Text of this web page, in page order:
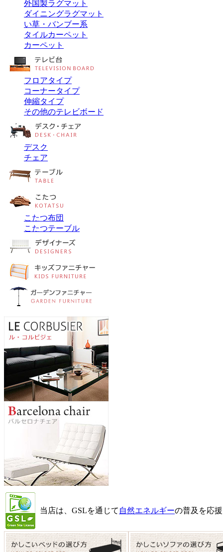
外国製ラグマット
ダイニングラグマット
い草・バンブー系
タイルカーペット
カーペット
フロアタイプ
コーナータイプ
伸縮タイプ
その他のテレビボード
デスク
チェア
こたつ布団
こたつテーブル
当店は、GSLを通じて 自然エネルギーの普及を応